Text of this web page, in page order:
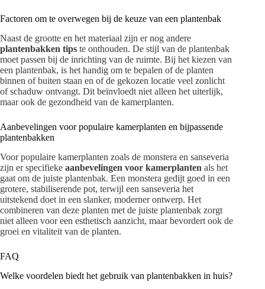
Factoren om te overwegen bij de keuze van een plantenbak
Naast de grootte en het materiaal zijn er nog andere
plantenbakken tips te onthouden. De stijl van de plantenbak
moet passen bij de inrichting van de ruimte. Bij het kiezen van
een plantenbak, is het handig om te bepalen of de planten
binnen of buiten staan en of de gekozen locatie veel zonlicht
of schaduw ontvangt. Dit beïnvloedt niet alleen het uiterlijk,
maar ook de gezondheid van de kamerplanten.
Aanbevelingen voor populaire kamerplanten en bijpassende
plantenbakken
Voor populaire kamerplanten zoals de monstera en sanseveria
zijn er specifieke aanbevelingen voor kamerplanten als het
gaat om de juiste plantenbak. Een monstera gedijt goed in een
grotere, stabiliserende pot, terwijl een sanseveria het
uitstekend doet in een slanker, moderner ontwerp. Het
combineren van deze planten met de juiste plantenbak zorgt
niet alleen voor een esthetisch aanzicht, maar bevordert ook de
groei en vitaliteit van de planten.
FAQ
Welke voordelen biedt het gebruik van plantenbakken in huis?